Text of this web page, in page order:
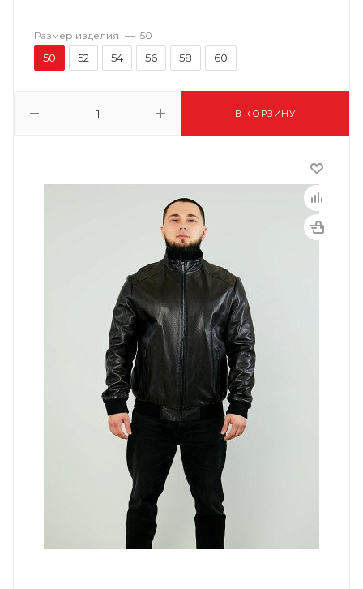
В КОРЗИНУ
Размер изделия — 50
50 52 54 56 58 60